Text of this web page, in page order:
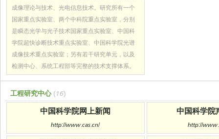
成像理论与技术、光电信息技术。研究所有一个
国家重点实验室、两个中科院重点实验室，分别
是瞬态光学与光子技术国家重点实验室、中国科
学院超快诊断技术重点实验室、中国科学院光谱
成像技术重点实验室；另有若干研究单元，以及
检测中心、系统工程部等完整的技术支撑体系。
工程研究中心 (16)
中国科学院网上新闻
http://www.cas.cn/
中国科学院
http://